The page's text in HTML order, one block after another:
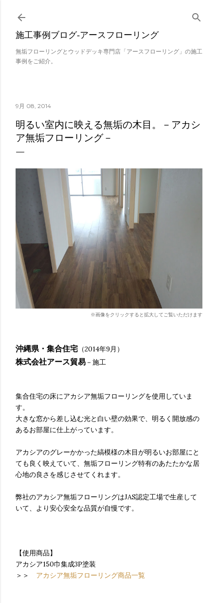
スキップしてメイン コンテンツに移動
施工事例ブログ‐アースフローリング
無垢フローリングとウッドデッキ専門店「アースフローリング」の施工
事例をご紹介。
9月 08, 2014
明るい室内に映える無垢の木目。－アカシ
ア無垢フローリング－
※画像をクリックすると拡大してご覧いただけます
沖縄県・集合住宅 （2014年9月）
株式会社アース貿易 －施工
集合住宅の床にアカシア無垢フローリングを使用していま
す。
大きな窓から差し込む光と白い壁の効果で、明るく開放感の
あるお部屋に仕上がっています。
アカシアのグレーかかった縞模様の木目が明るいお部屋にと
ても良く映えていて、無垢フローリング特有のあたたかな居
心地の良さを感じさせてくれます。
弊社のアカシア無垢フローリングはJAS認定工場で生産して
いて、より安心安全な品質が自慢です。
【使用商品】
アカシア150巾集成3P塗装
＞＞ アカシア無垢フローリング商品一覧